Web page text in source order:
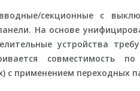
секционные с
На основе
устройства
совместимость
применением переходных